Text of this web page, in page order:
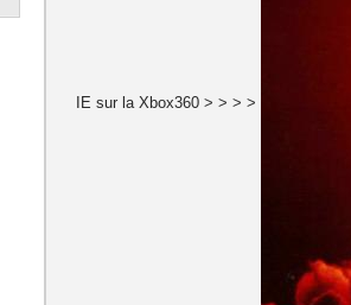
IE sur la Xbox360 > > > >